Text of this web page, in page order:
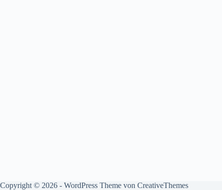
Copyright © 2026 - WordPress Theme von CreativeThemes